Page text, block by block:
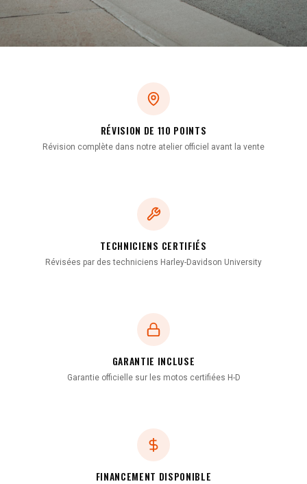
RÉVISION DE 110 POINTS
Révision complète dans notre atelier officiel avant la vente
TECHNICIENS CERTIFIÉS
Révisées par des techniciens Harley-Davidson University
GARANTIE INCLUSE
Garantie officielle sur les motos certifiées H-D
FINANCEMENT DISPONIBLE